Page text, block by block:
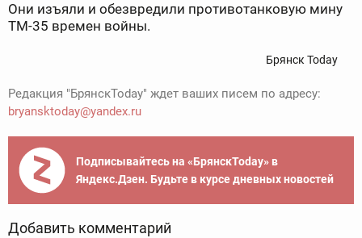
Они изъяли и обезвредили противотанковую мину
ТМ-35 времен войны.
Брянск Today
Редакция "БрянскToday" ждет ваших писем по адресу:
bryansktoday@yandex.ru
Подписывайтесь на «БрянскToday» в
Яндекс.Дзен. Будьте в курсе дневных новостей
Добавить комментарий